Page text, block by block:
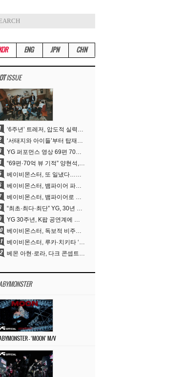
ENG JPN CHN
ISSUE
‘6주년’ 트레저, 압도적 실력으로 증명한 ‘YG의 보물’ 진가
‘서태지와 아이들’부터 탑재한 안무DNA…양현석, YG 퍼포먼스 비디오 70억 뷰 신화의 시작
YG 퍼포먼스 영상 69편 70억뷰…양현석 제작 철학 통했다
“69편·70억 뷰 기적” 양현석, YG 퍼포먼스 비디오 100% 직접 만든 이유
베이비몬스터, 또 일냈다…유튜브 월드와이드 1위
베이비몬스터, 뱀파이어 파격 변신..유튜브 트렌딩 1위 직행
베이비몬스터, 뱀파이어로 변신…‘MOON’으로 찍은 3개월 프로젝트
“최초·최다·최단” YG, 30년 뚝심이 빚어낸 K팝 투어의 새 지평
YG 30주년, K팝 공연계에 어떤 것을 남겼나
베이비몬스터, 독보적 비주얼과 압도적 소화력..’MOON’
베이비몬스터, 루카·치키타 ‘문’ 비주얼 공개…절제된 카리스마·유니크 비주얼
베몬 아현·로라, 다크 콘셉트 완벽 소화…’문’ 비주얼 포토 공개
– ‘MOON’ M/V